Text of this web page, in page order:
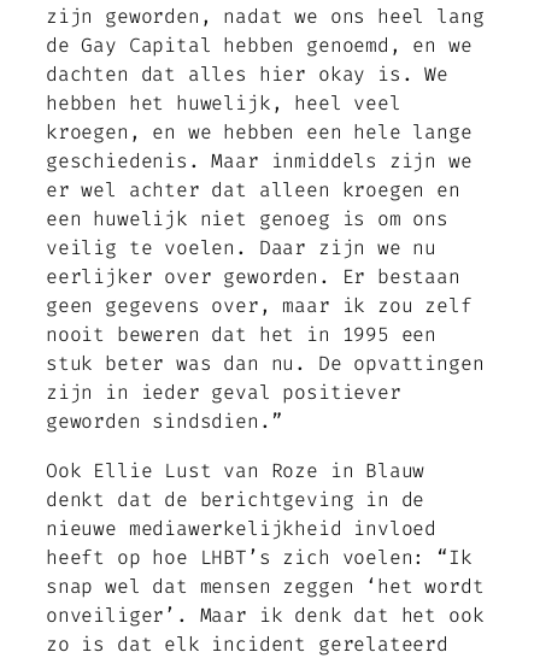
zijn geworden, nadat we ons heel lang
de Gay Capital hebben genoemd, en we
dachten dat alles hier okay is. We
hebben het huwelijk, heel veel
kroegen, en we hebben een hele lange
geschiedenis. Maar inmiddels zijn we
er wel achter dat alleen kroegen en
een huwelijk niet genoeg is om ons
veilig te voelen. Daar zijn we nu
eerlijker over geworden. Er bestaan
geen gegevens over, maar ik zou zelf
nooit beweren dat het in 1995 een
stuk beter was dan nu. De opvattingen
zijn in ieder geval positiever
geworden sindsdien.”
Ook Ellie Lust van Roze in Blauw
denkt dat de berichtgeving in de
nieuwe mediawerkelijkheid invloed
heeft op hoe LHBT’s zich voelen: “Ik
snap wel dat mensen zeggen ‘het wordt
onveiliger’. Maar ik denk dat het ook
zo is dat elk incident gerelateerd